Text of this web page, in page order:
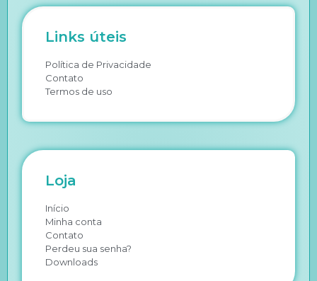
Links úteis
Política de Privacidade
Contato
Termos de uso
Loja
Início
Minha conta
Contato
Perdeu sua senha?
Downloads